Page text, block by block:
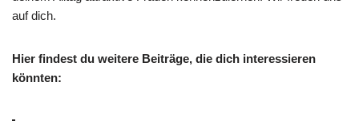
auf dich.
Hier findest du weitere Beiträge, die dich interessieren
könnten: